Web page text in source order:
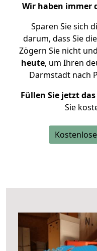
Wir haben immer
Sparen Sie sich
darum, dass Sie
Zögern Sie nicht und
heute, um Ihren
Darmstadt nach
Füllen Sie jetzt
Sie